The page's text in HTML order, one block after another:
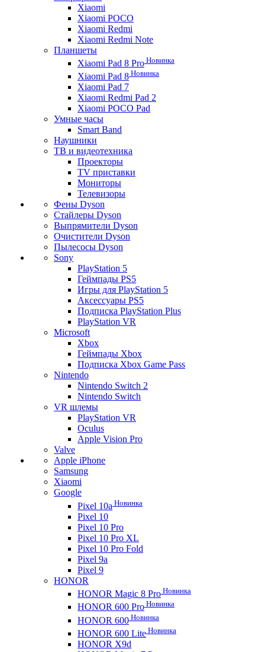
Xiaomi
Xiaomi POCO
Xiaomi Redmi
Xiaomi Redmi Note
Планшеты
Xiaomi Pad 8 Pro Новинка
Xiaomi Pad 8 Новинка
Xiaomi Pad 7
Xiaomi Redmi Pad 2
Xiaomi POCO Pad
Умные часы
Smart Band
Наушники
ТВ и видеотехника
Проекторы
TV приставки
Мониторы
Телевизоры
Фены Dyson
Стайлеры Dyson
Выпрямители Dyson
Очистители Dyson
Пылесосы Dyson
Sony
PlayStation 5
Геймпады PS5
Игры для PlayStation 5
Аксессуары PS5
Подписка PlayStation Plus
PlayStation VR
Microsoft
Xbox
Геймпады Xbox
Подписка Xbox Game Pass
Nintendo
Nintendo Switch 2
Nintendo Switch
VR шлемы
PlayStation VR
Oculus
Apple Vision Pro
Valve
Apple iPhone
Samsung
Xiaomi
Google
Pixel 10a Новинка
Pixel 10
Pixel 10 Pro
Pixel 10 Pro XL
Pixel 10 Pro Fold
Pixel 9a
Pixel 9
HONOR
HONOR Magic 8 Pro Новинка
HONOR 600 Pro Новинка
HONOR 600 Новинка
HONOR 600 Lite Новинка
HONOR X9d